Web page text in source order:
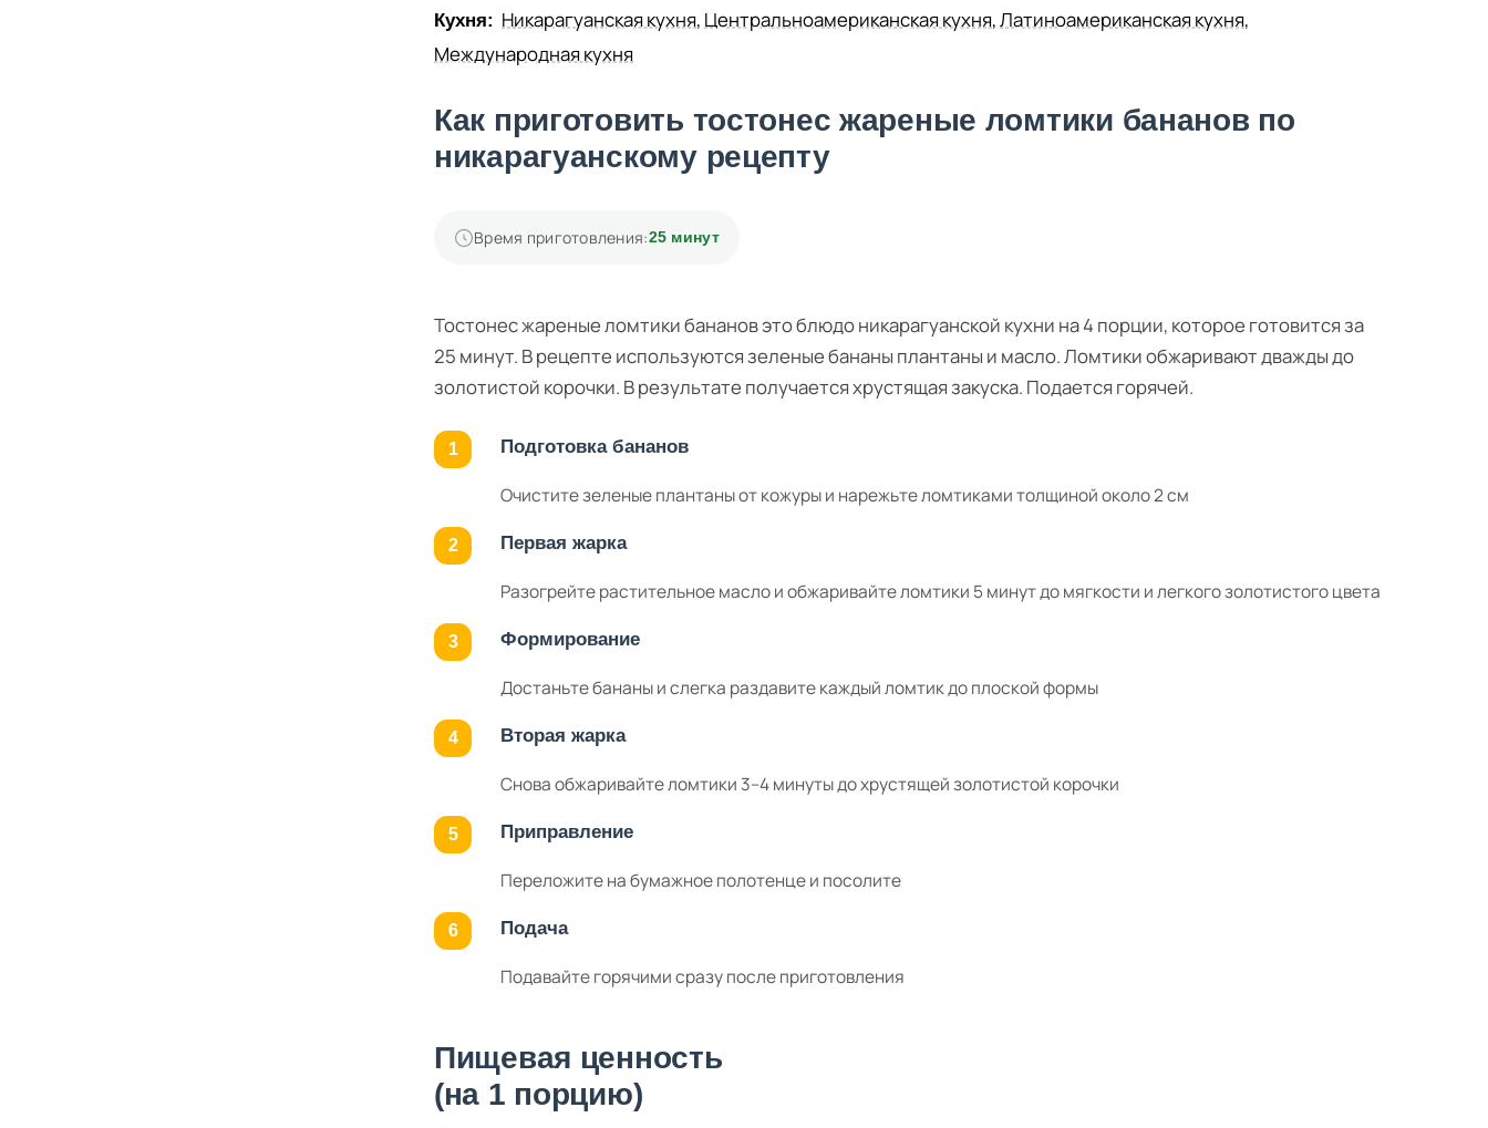
Кухня: Никарагуанская кухня, Центральноамериканская кухня,Латиноамериканская кухня,
Международная кухня
Как приготовить тостонес жареные ломтики бананов по
никарагуанскому рецепту
Время приготовления:25 минут
Тостонес жареные ломтики бананов это блюдо никарагуанской кухни на 4 порции, которое готовится за
25 минут. В рецепте используются зеленые бананы плантаны и масло. Ломтики обжаривают дважды до
золотистой корочки. В результате получается хрустящая закуска. Подается горячей.
Подготовка бананов
Очистите зеленые плантаны от кожуры и нарежьте ломтиками толщиной около 2 см
Первая жарка
Разогрейте растительное масло и обжаривайте ломтики 5 минут до мягкости и легкого золотистого цвета
Формирование
Достаньте бананы и слегка раздавите каждый ломтик до плоской формы
Вторая жарка
Снова обжаривайте ломтики 3–4 минуты до хрустящей золотистой корочки
Приправление
Переложите на бумажное полотенце и посолите
Подача
Подавайте горячими сразу после приготовления
Пищевая ценность
(на 1 порцию)